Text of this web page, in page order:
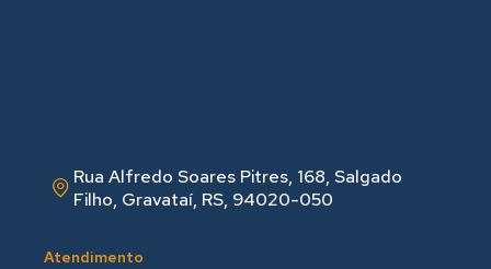
Rua Alfredo Soares Pitres, 168, Salgado
Filho, Gravataí, RS, 94020-050
Atendimento